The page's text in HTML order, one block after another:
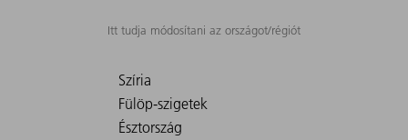
Itt tudja módosítani az országot/régiót